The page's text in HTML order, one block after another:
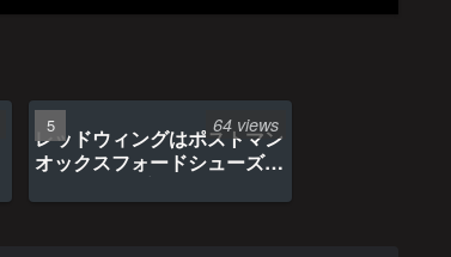
レッドウィングはポストマン
オックスフォードシューズ約
1年間の経年変化
64 views